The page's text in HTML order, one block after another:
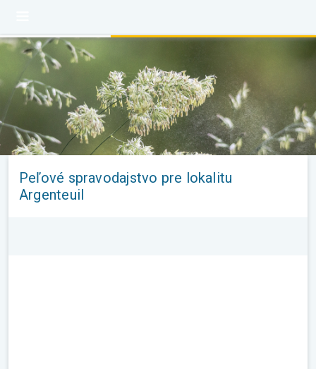
Peľové spravodajstvo pre lokalitu
Argenteuil